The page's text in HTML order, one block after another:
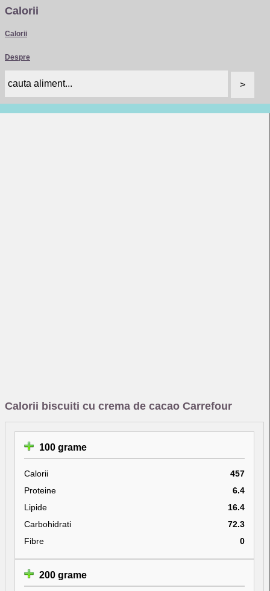
Calorii
Calorii
Despre
Calorii biscuiti cu crema de cacao Carrefour
100 grame
Calorii
457
Proteine
6.4
Lipide
16.4
Carbohidrati
72.3
Fibre
0
200 grame